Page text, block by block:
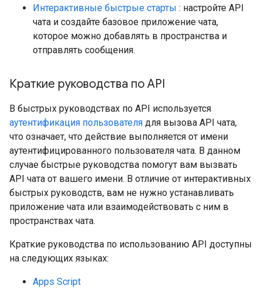
Интерактивные быстрые старты : настройте API
чата и создайте базовое приложение чата,
которое можно добавлять в пространства и
отправлять сообщения.
Краткие руководства по API
В быстрых руководствах по API используется
аутентификация пользователя для вызова API чата,
что означает, что действие выполняется от имени
аутентифицированного пользователя чата. В данном
случае быстрые руководства помогут вам вызвать
API чата от вашего имени. В отличие от интерактивных
быстрых руководств, вам не нужно устанавливать
приложение чата или взаимодействовать с ним в
пространствах чата.
Краткие руководства по использованию API доступны
на следующих языках:
Apps Script